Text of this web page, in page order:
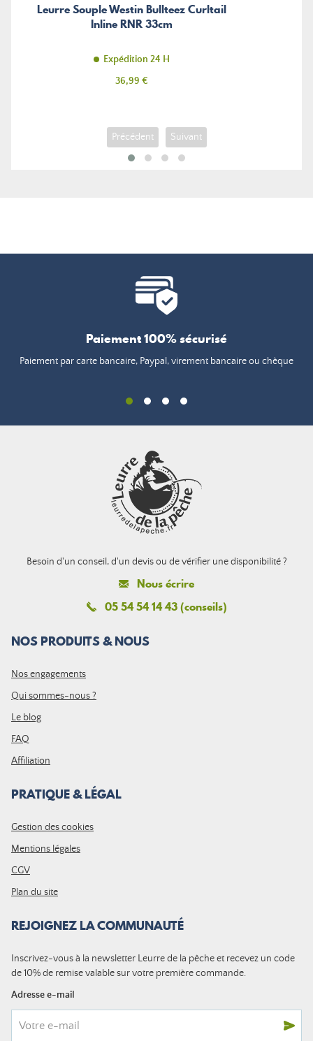
Leurre Souple Westin Bullteez Curltail
Inline RNR 33cm
Expédition 24 H
Prix
36,99 €
Précédent Suivant
Paiement 100% sécurisé
Paiement par carte bancaire, Paypal, virement bancaire ou chèque
Besoin d'un conseil, d'un devis ou de vérifier une disponibilité ?
Nous écrire
05 54 54 14 43 (conseils)
NOS PRODUITS & NOUS
Nos engagements
Qui sommes-nous ?
Le blog
FAQ
Affiliation
PRATIQUE & LÉGAL
Gestion des cookies
Mentions légales
CGV
Plan du site
REJOIGNEZ LA COMMUNAUTÉ
Inscrivez-vous à la newsletter Leurre de la pêche et recevez un code
de 10% de remise valable sur votre première commande.
Adresse e-mail